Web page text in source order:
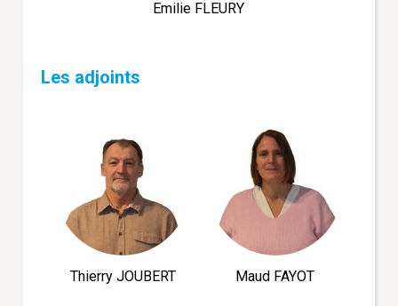
Emilie FLEURY
Les adjoints
Thierry JOUBERT Maud FAYOT